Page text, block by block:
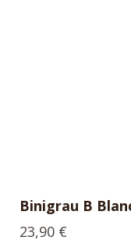
Binigrau B
23,90 €